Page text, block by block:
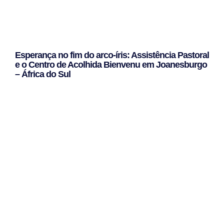
Esperança no fim do arco-íris: Assistência Pastoral
e o Centro de Acolhida Bienvenu em Joanesburgo
– África do Sul